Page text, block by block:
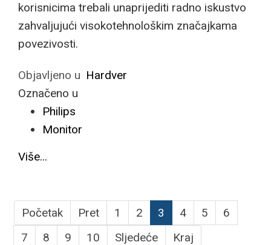
korisnicima trebali unaprijediti radno iskustvo
zahvaljujući visokotehnološkim značajkama
povezivosti.
Objavljeno u Hardver
Označeno u
Philips
Monitor
Više...
Početak Pret 1 2 3 4 5
6
7
8 9 10 Sljedeće Kraj